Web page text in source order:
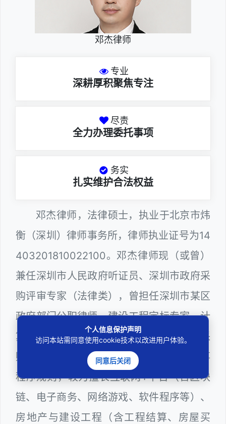
邓杰律师
专业
深耕厚积聚焦专注
尽责
全力办理委托事项
务实
扎实维护合法权益
邓杰律师，法律硕士，执业于北京市炜
衡（深圳）律师事务所，律师执业证号为14
403201810022100。邓杰律师现（或曾）
兼任深圳市人民政府听证员、深圳市政府采
购评审专家（法律类），曾担任深圳市某区
政府部门公职律师、建设工程定标专家、计
算机信息网络安全员，在建筑工务、政府采
购等政府系统工作多年，十分熟悉政府办事
程序规则，较为擅长互联网+平台（含区块
链、电子商务、网络游戏、软件程序等）、
房地产与建设工程（含工程结算、房屋买
个人信息保护声明
访问本站需同意使用cookie技术以改进用户体验。
同意后关闭